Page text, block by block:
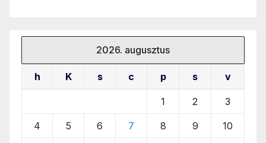
2026. augusztus
h K s c p s v
1 2 3
4 5 6 7 8 9 10